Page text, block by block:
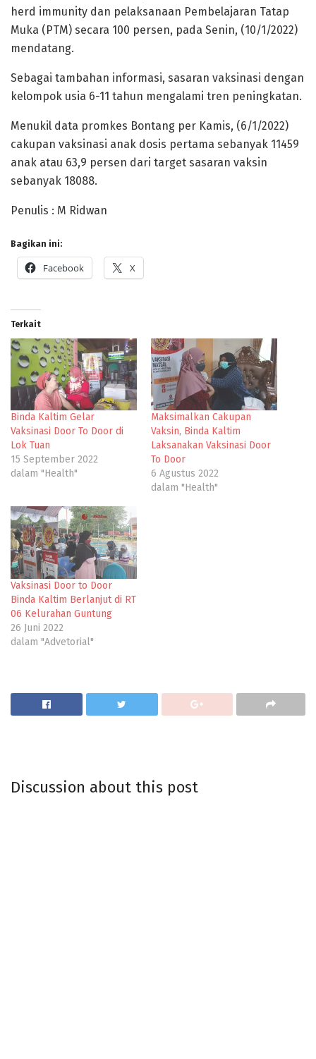
herd immunity dan pelaksanaan Pembelajaran Tatap
Muka (PTM) secara 100 persen, pada Senin, (10/1/2022)
mendatang.
Sebagai tambahan informasi, sasaran vaksinasi dengan
kelompok usia 6-11 tahun mengalami tren peningkatan.
Menukil data promkes Bontang per Kamis, (6/1/2022)
cakupan vaksinasi anak dosis pertama sebanyak 11459
anak atau 63,9 persen dari target sasaran vaksin
sebanyak 18088.
Penulis : M Ridwan
Bagikan ini:
Facebook X
Terkait
Binda Kaltim Gelar
Vaksinasi Door To Door di
Lok Tuan
15 September 2022
dalam "Health"
Maksimalkan Cakupan
Vaksin, Binda Kaltim
Laksanakan Vaksinasi Door
To Door
6 Agustus 2022
dalam "Health"
Vaksinasi Door to Door
Binda Kaltim Berlanjut di RT
06 Kelurahan Guntung
26 Juni 2022
dalam "Advetorial"
Discussion about this post